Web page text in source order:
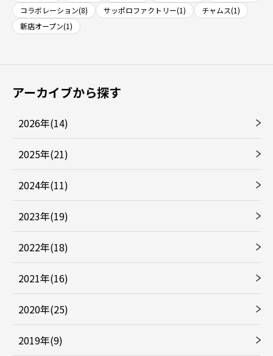
コラボレーション(8)
サッポロファクトリー(1)
チャムス(1)
新店オープン(1)
アーカイブから探す
2026年(14)
2025年(21)
2024年(11)
2023年(19)
2022年(18)
2021年(16)
2020年(25)
2019年(9)